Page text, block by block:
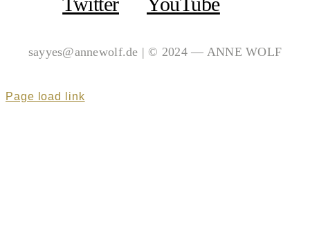
sayyes@annewolf.de | © 2024 — ANNE WOLF
Page load link